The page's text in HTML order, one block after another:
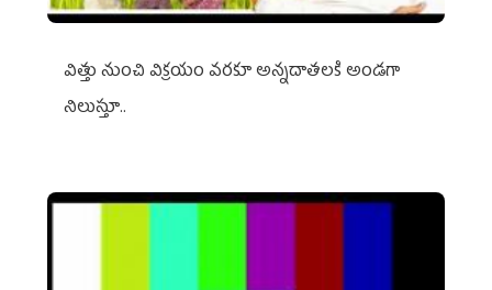
విత్తు నుంచి విక్రయం వరకూ అన్నదాతలకి అండగా
నిలుస్తూ..